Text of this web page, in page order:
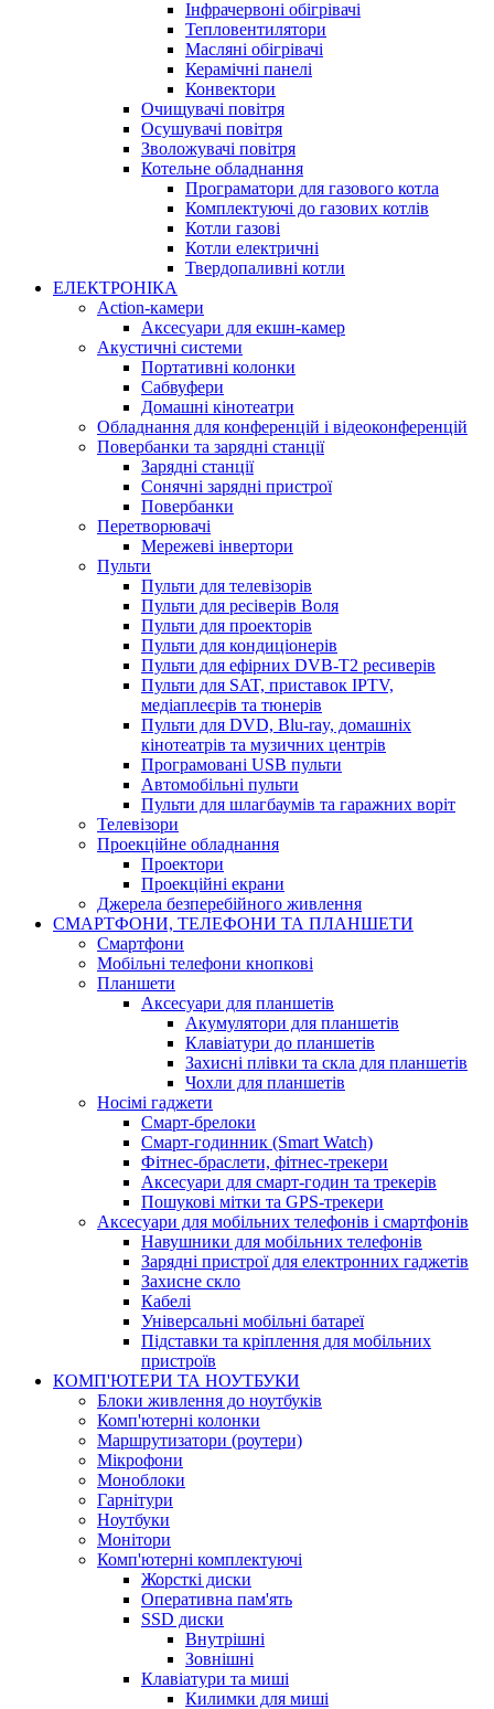
Інфрачервоні обігрівачі
Тепловентилятори
Масляні обігрівачі
Керамічні панелі
Конвектори
Очищувачі повітря
Осушувачі повітря
Зволожувачі повітря
Котельне обладнання
Програматори для газового котла
Комплектуючі до газових котлів
Котли газові
Котли електричні
Твердопаливні котли
ЕЛЕКТРОНІКА
Action-камери
Аксесуари для екшн-камер
Акустичні системи
Портативні колонки
Сабвуфери
Домашні кінотеатри
Обладнання для конференцій і відеоконференцій
Повербанки та зарядні станції
Зарядні станції
Сонячні зарядні пристрої
Повербанки
Перетворювачі
Мережеві інвертори
Пульти
Пульти для телевізорів
Пульти для ресіверів Воля
Пульти для проекторів
Пульти для кондиціонерів
Пульти для ефірних DVB-T2 ресиверів
Пульти для SAT, приставок IPTV,
медіаплеєрів та тюнерів
Пульти для DVD, Blu-ray, домашніх
кінотеатрів та музичних центрів
Програмовані USB пульти
Автомобільні пульти
Пульти для шлагбаумів та гаражних воріт
Телевізори
Проекційне обладнання
Проектори
Проекційні екрани
Джерела безперебійного живлення
СМАРТФОНИ, ТЕЛЕФОНИ ТА ПЛАНШЕТИ
Смартфони
Мобільні телефони кнопкові
Планшети
Аксесуари для планшетів
Акумулятори для планшетів
Клавіатури до планшетів
Захисні плівки та скла для планшетів
Чохли для планшетів
Носімі гаджети
Смарт-брелоки
Смарт-годинник (Smart Watch)
Фітнес-браслети, фітнес-трекери
Аксесуари для смарт-годин та трекерів
Пошукові мітки та GPS-трекери
Аксесуари для мобільних телефонів і смартфонів
Навушники для мобільних телефонів
Зарядні пристрої для електронних гаджетів
Захисне скло
Кабелі
Універсальні мобільні батареї
Підставки та кріплення для мобільних
пристроїв
КОМП'ЮТЕРИ ТА НОУТБУКИ
Блоки живлення до ноутбуків
Комп'ютерні колонки
Маршрутизатори (роутери)
Мікрофони
Моноблоки
Гарнітури
Ноутбуки
Монітори
Комп'ютерні комплектуючі
Жорсткі диски
Оперативна пам'ять
SSD диски
Внутрішні
Зовнішні
Клавіатури та миші
Килимки для миші